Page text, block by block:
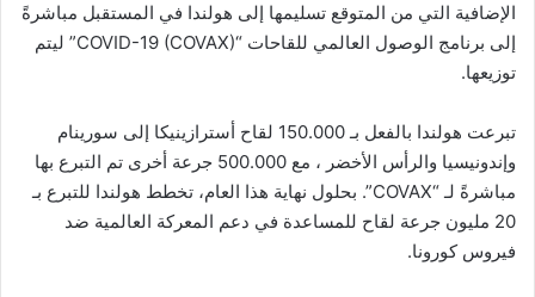
الإضافية التي من المتوقع تسليمها إلى هولندا في المستقبل مباشرةً
إلى برنامج الوصول العالمي للقاحات “COVID-19 (COVAX)” ليتم
توزيعها.
تبرعت هولندا بالفعل بـ 150.000 لقاح أسترازينيكا إلى سورينام
وإندونيسيا والرأس الأخضر ، مع 500.000 جرعة أخرى تم التبرع بها
مباشرةً لـ “COVAX”. بحلول نهاية هذا العام، تخطط هولندا للتبرع بـ
20 مليون جرعة لقاح للمساعدة في دعم المعركة العالمية ضد
فيروس كورونا.